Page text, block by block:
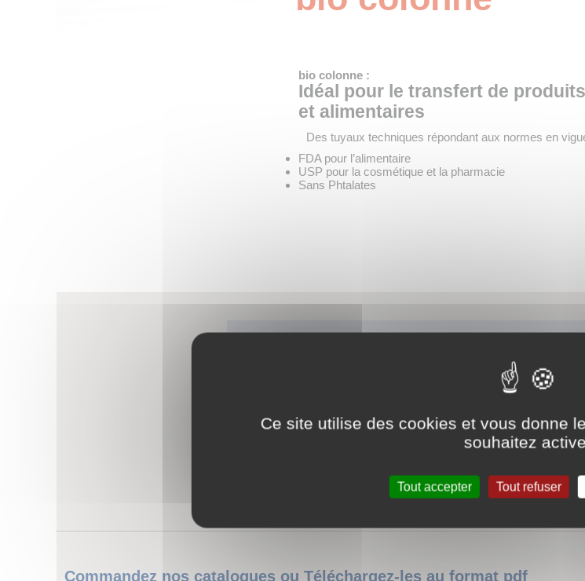
bio colonne :
Idéal pour le transfert de
et alimentaires
Des tuyaux techniques répondant aux normes en
FDA pour l’alimentaire
USP pour la cosmétique et la pharmacie
Sans Phtalates
Commandez nos catalogues ou Téléchargez-les au format pdf
Ce site utilise des cookies et vous donne
souhaitez
Tout accepter Tout refuser